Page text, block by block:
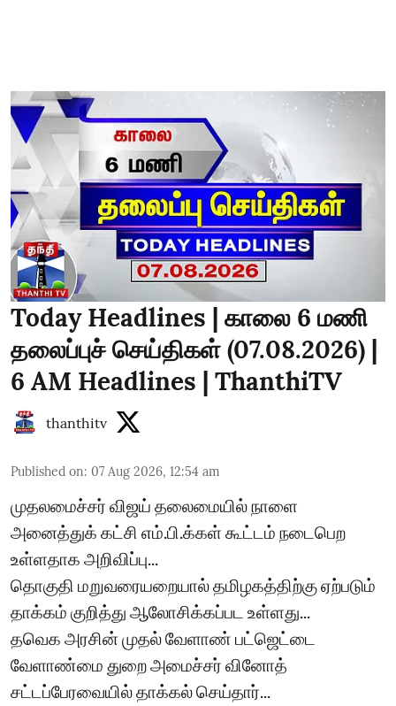
Today Headlines | காலை 6 மணி
தலைப்புச் செய்திகள் (07.08.2026) |
6 AM Headlines | ThanthiTV
thanthitv
Published on: 07 Aug 2026, 12:54 am
முதலமைச்சர் விஜய் தலைமையில் நாளை
அனைத்துக் கட்சி எம்.பி.க்கள் கூட்டம் நடைபெற
உள்ளதாக அறிவிப்பு...
தொகுதி மறுவரையறையால் தமிழகத்திற்கு ஏற்படும்
தாக்கம் குறித்து ஆலோசிக்கப்பட உள்ளது...
தவெக அரசின் முதல் வேளாண் பட்ஜெட்டை
வேளாண்மை துறை அமைச்சர் வினோத்
சட்டப்பேரவையில் தாக்கல் செய்தார்...